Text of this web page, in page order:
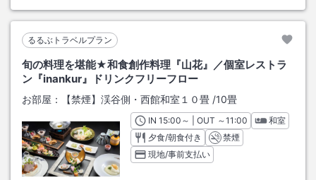
るるぶトラベルプラン
旬の料理を堪能★和食創作料理『山花』／個室レストラ
ン『inankur』ドリンクフリーフロー
お部屋： 【禁煙】渓谷側・西館和室１０畳 /10畳
INチェックイン
15:00 ～ | OUT チェックアウト
～11:00
和室
夕食/朝食付き
禁煙
現地/事前支払い